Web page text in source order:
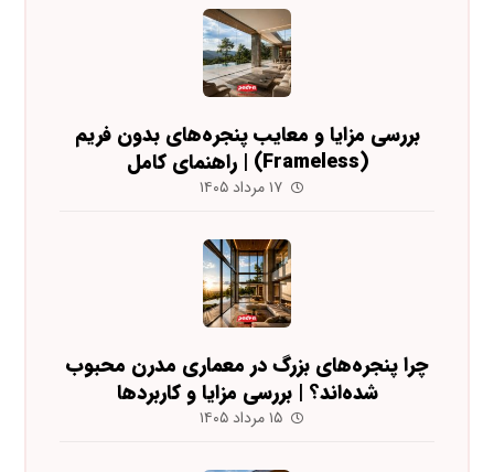
بررسی مزایا و معایب پنجره‌های بدون فریم
(Frameless) | راهنمای کامل
۱۷ مرداد ۱۴۰۵
چرا پنجره‌های بزرگ در معماری مدرن محبوب
شده‌اند؟ | بررسی مزایا و کاربردها
۱۵ مرداد ۱۴۰۵